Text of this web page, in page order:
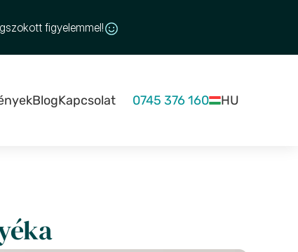
figyelemmel!
BlogKapcsolat 0745 376 160 HU